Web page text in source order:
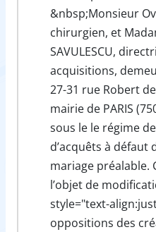
&nbsp;Monsieur
chirurgien, et
SAVULESCU,
acquisitions,
27-31 rue Robert
mairie de PARIS
sous le le régime
d’acquêts à défaut
mariage préalable.
l’objet de
style="text-
oppositions des